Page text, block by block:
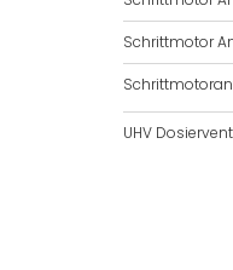
Schrittmotor
UHV